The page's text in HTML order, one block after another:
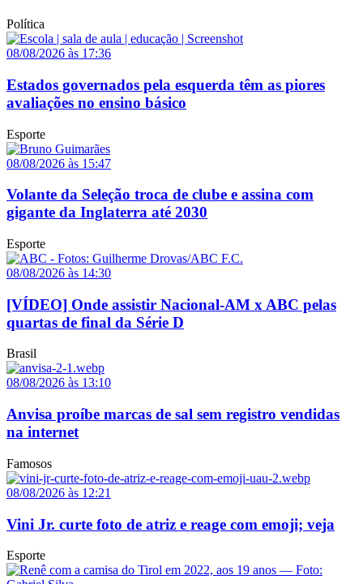
Política
08/08/2026 às 17:36
Estados governados pela esquerda têm as piores
avaliações no ensino básico
Esporte
08/08/2026 às 15:47
Volante da Seleção troca de clube e assina com
gigante da Inglaterra até 2030
Esporte
08/08/2026 às 14:30
[VÍDEO] Onde assistir Nacional-AM x ABC pelas
quartas de final da Série D
Brasil
08/08/2026 às 13:10
Anvisa proíbe marcas de sal sem registro vendidas
na internet
Famosos
08/08/2026 às 12:21
Vini Jr. curte foto de atriz e reage com emoji; veja
Esporte